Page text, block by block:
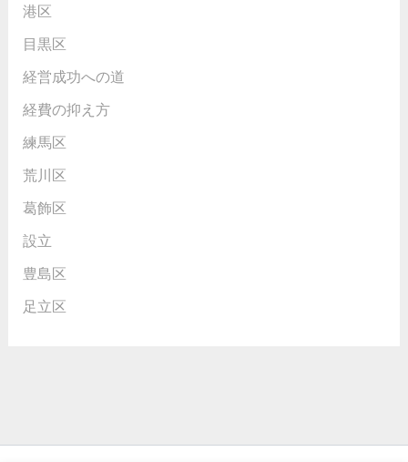
港区
目黒区
経営成功への道
経費の抑え方
練馬区
荒川区
葛飾区
設立
豊島区
足立区